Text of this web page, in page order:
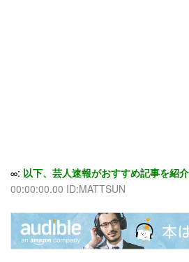
∞: 以下、芸人速報がおすすめ記事を紹
00:00:00.00 ID:MATTSUN